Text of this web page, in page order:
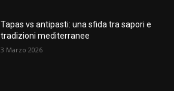
Tapas vs antipasti: una sfida tra sapori e
tradizioni mediterranee
3 Marzo 2026